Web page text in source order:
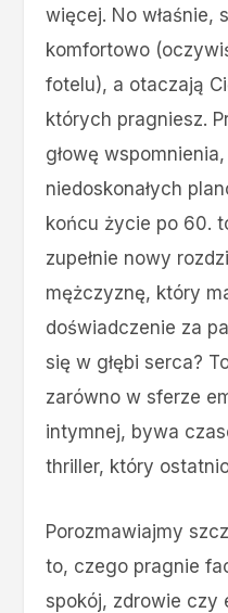
więcej. No właśnie,
komfortowo
fotelu), a otaczają
których pragniesz.
głowę
niedoskonałych
końcu życie po 60.
zupełnie nowy
mężczyznę, który
doświadczenie za
się w głębi serca?
zarówno w sferze
intymnej, bywa
thriller, który
Porozmawiajmy
to, czego pragnie
spokój, zdrowie czy